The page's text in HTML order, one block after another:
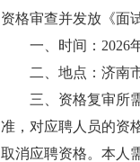
资格审查并发放《面
一、时间：2026
二、地点：济南
三、资格复审所
准，对应聘人员的资
取消应聘资格。本人